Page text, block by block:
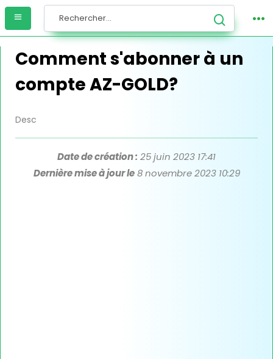
Comment s'abonner à un
compte AZ-GOLD?
Desc
Date de création : 25 juin 2023 17:41
Dernière mise à jour le8 novembre 2023 10:29